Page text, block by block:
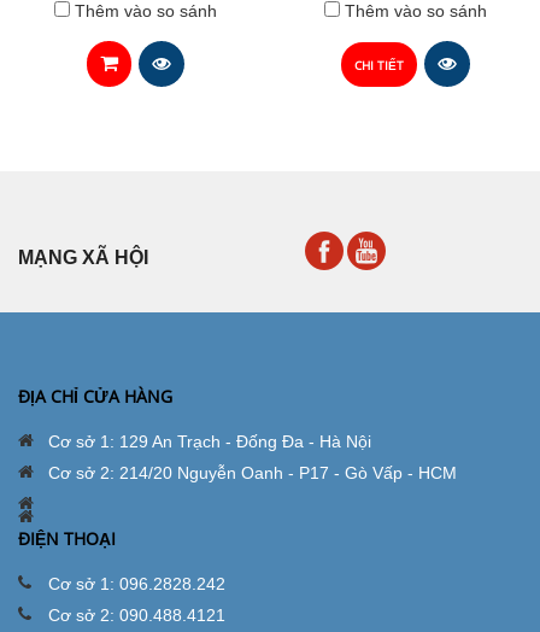
Thêm vào so sánh Thêm vào so sánh
CHI TIẾT
MẠNG XÃ HỘI
ĐỊA CHỈ CỬA HÀNG
Cơ sở 1: 129 An Trạch - Đống Đa - Hà Nội
Cơ sở 2: 214/20 Nguyễn Oanh - P17 - Gò Vấp - HCM
ĐIỆN THOẠI
Cơ sở 1: 096.2828.242
Cơ sở 2: 090.488.4121